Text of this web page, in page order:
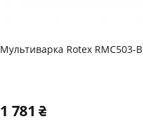
Мультиварка Rotex RMC503-B
1 781